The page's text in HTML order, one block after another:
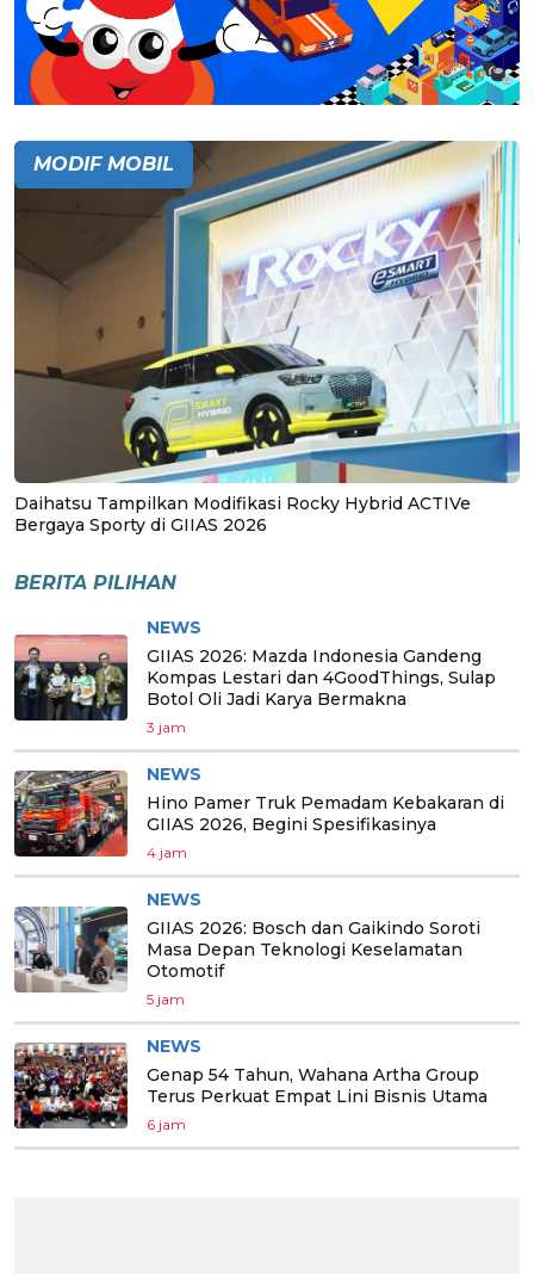
MODIF MOBIL
Daihatsu Tampilkan Modifikasi Rocky Hybrid ACTIVe
Bergaya Sporty di GIIAS 2026
BERITA PILIHAN
NEWS
GIIAS 2026: Mazda Indonesia Gandeng
Kompas Lestari dan 4GoodThings, Sulap
Botol Oli Jadi Karya Bermakna
3 jam
NEWS
Hino Pamer Truk Pemadam Kebakaran di
GIIAS 2026, Begini Spesifikasinya
4 jam
NEWS
GIIAS 2026: Bosch dan Gaikindo Soroti
Masa Depan Teknologi Keselamatan
Otomotif
5 jam
NEWS
Genap 54 Tahun, Wahana Artha Group
Terus Perkuat Empat Lini Bisnis Utama
6 jam